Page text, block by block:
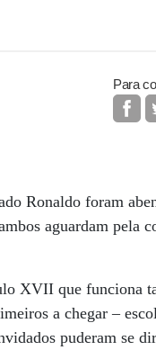
Para
Ronaldo foram
aguardam pela
XVII que funciona
a chegar –
puderam se